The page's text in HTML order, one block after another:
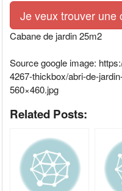
Je veux trouver une
Cabane de jardin 25m2
Source google image:
4267-thickbox/abri-de-
560×460.jpg
Related Posts: